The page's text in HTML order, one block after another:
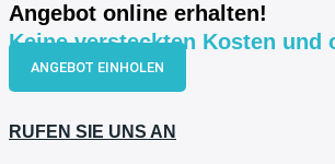
Angebot online erhalten!
Keine versteckten Kosten und
ANGEBOT EINHOLEN
RUFEN SIE UNS AN